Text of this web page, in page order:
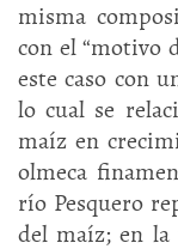
misma
con el “motivo
este caso con
lo cual se
maíz en
olmeca
río Pesquero
del maíz; en